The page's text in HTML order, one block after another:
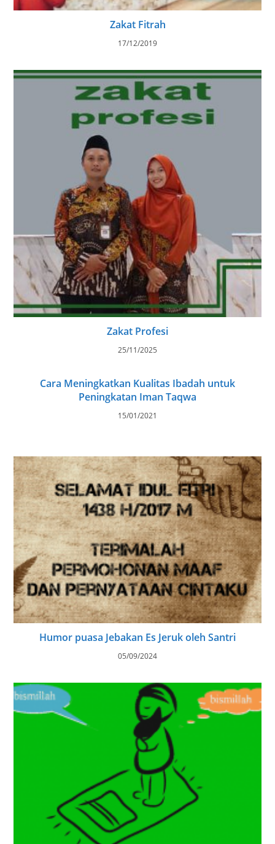
Zakat Fitrah
17/12/2019
Zakat Profesi
25/11/2025
Cara Meningkatkan Kualitas Ibadah untuk
Peningkatan Iman Taqwa
15/01/2021
Humor puasa Jebakan Es Jeruk oleh Santri
05/09/2024